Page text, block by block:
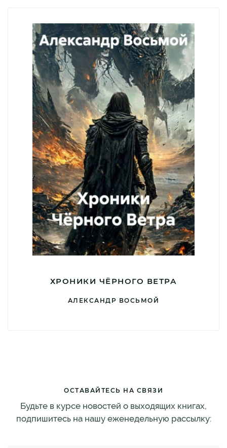
ХРОНИКИ ЧЁРНОГО ВЕТРА
АЛЕКСАНДР ВОСЬМОЙ
ОСТАВАЙТЕСЬ НА СВЯЗИ
Будьте в курсе новостей о выходящих книгах,
подпишитесь на нашу еженедельную рассылку: